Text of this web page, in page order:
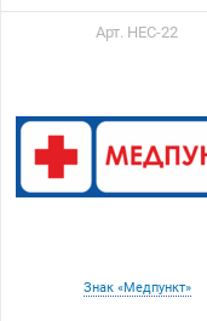
Арт. НЕС-22
Знак «Медпункт»